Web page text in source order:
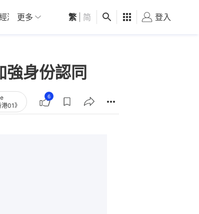
濟 01深圳 觀點 健康 好食玩飛
更多 繁 简 登入
身份認同
01》
6